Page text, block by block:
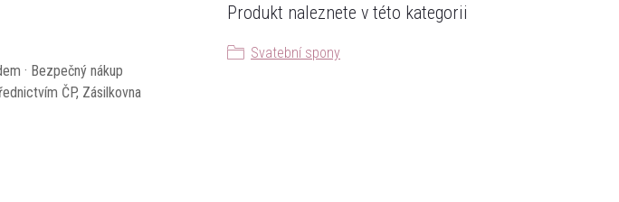
· Bezpečný nákup
ČP, Zásilkovna
Produkt naleznete v této kategorii
Svatební spony